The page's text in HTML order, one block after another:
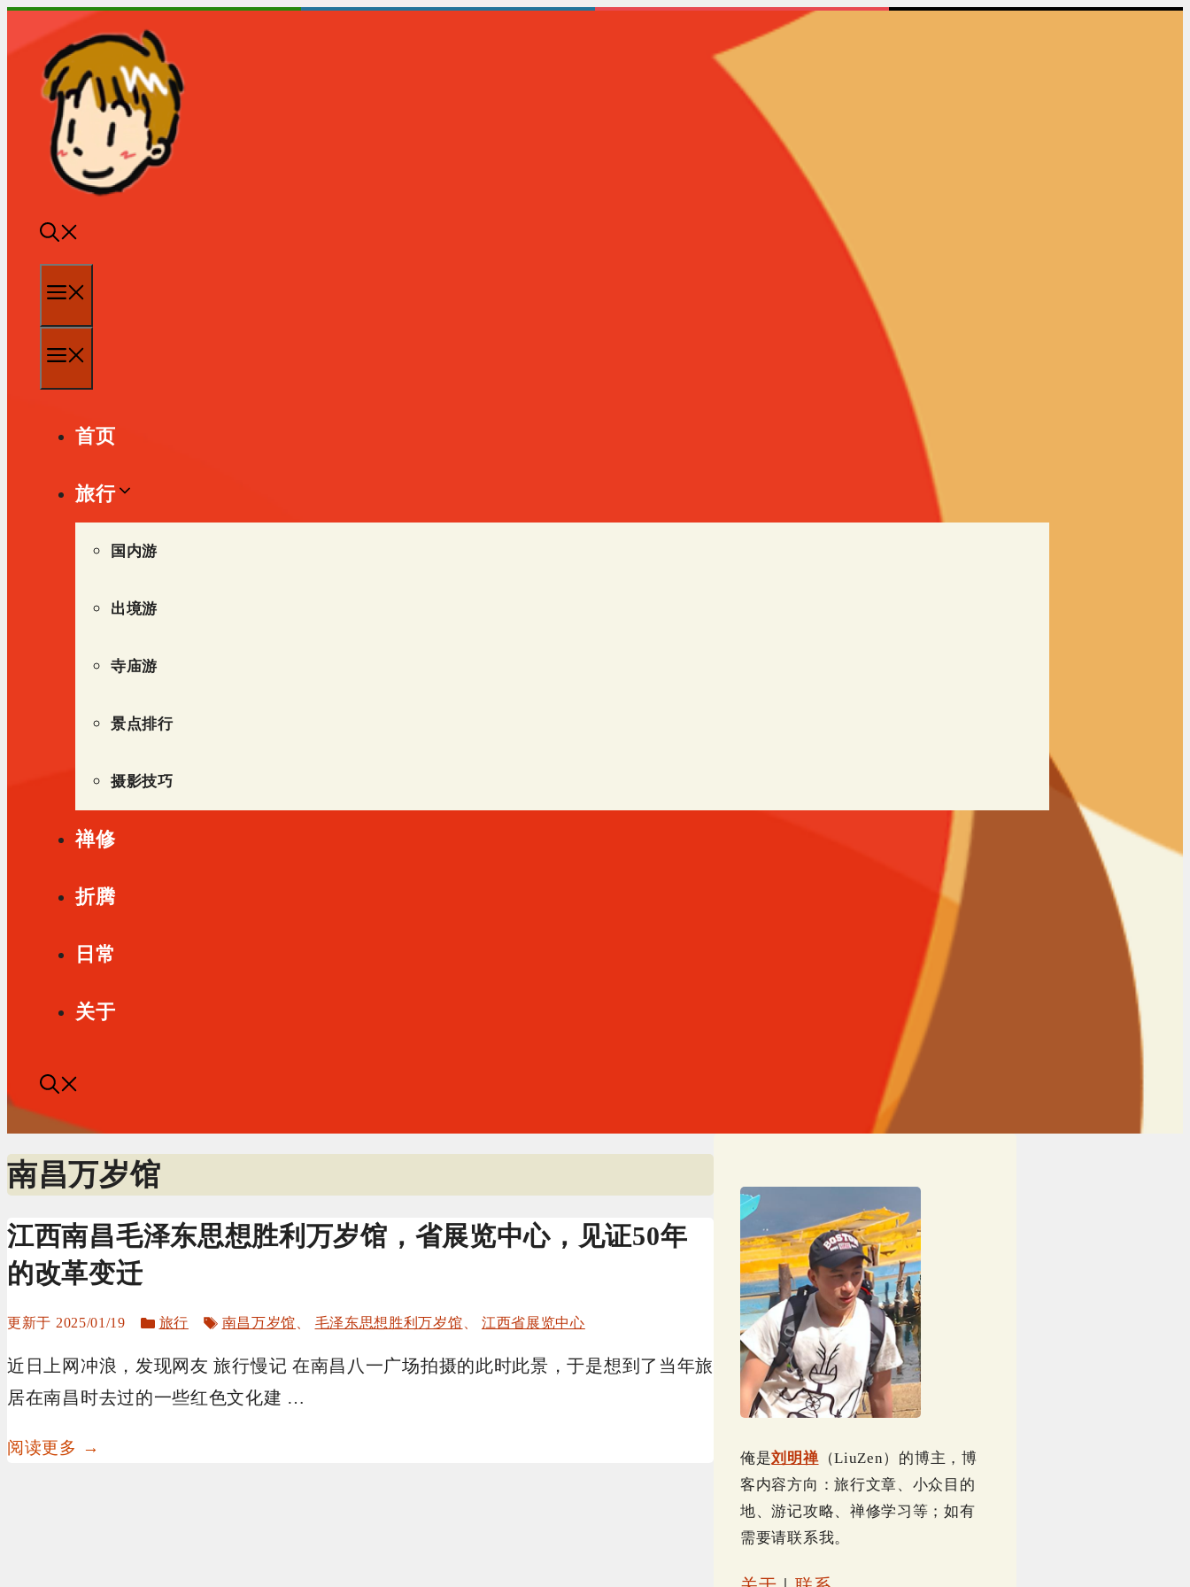
至
首页
旅行
国内游
出境游
寺庙游
景点排行
摄影技巧
禅修
折腾
日常
关于
南昌万岁馆
江西南昌毛泽东思想胜利万岁馆，省展览中心，见证50年
的改革变迁
2025/01/19
分
旅行
标
南昌万岁馆 毛泽东思想胜利万岁馆 江西省展览中心
近日上网冲浪，发现网友 旅行慢记 在南昌八一广场拍摄的此时此景，于是想到了当年旅
居在南昌时去过的一些红色文化建 …
阅读更多 →
俺是刘明禅（LiuZen）的博主，博
客内容方向：旅行文章、小众目的
地、游记攻略、禅修学习等；如有
需要请联系我。